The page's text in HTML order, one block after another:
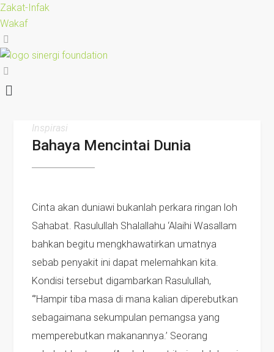
Zakat-Infak
Wakaf
Inspirasi
Bahaya Mencintai Dunia
Cinta akan duniawi bukanlah perkara ringan loh
Sahabat. Rasulullah Shalallahu ‘Alaihi Wasallam
bahkan begitu mengkhawatirkan umatnya
sebab penyakit ini dapat melemahkan kita.
Kondisi tersebut digambarkan Rasulullah,
“’Hampir tiba masa di mana kalian diperebutkan
sebagaimana sekumpulan pemangsa yang
memperebutkan makanannya.’ Seorang